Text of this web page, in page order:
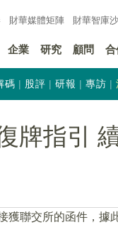
財華媒體矩陣 財華智庫
企業 研究 顧問 合
碼 股評 研報 專訪
牌指引
獲聯交所的函件，據